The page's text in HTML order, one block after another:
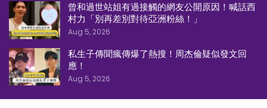
曾和過世站姐有過接觸的網友公開原因！喊話西
村力「別再差別對待亞洲粉絲！」
Aug 5, 2026
私生子傳聞瘋傳爆了熱搜！周杰倫疑似發文回
應！
Aug 5, 2026